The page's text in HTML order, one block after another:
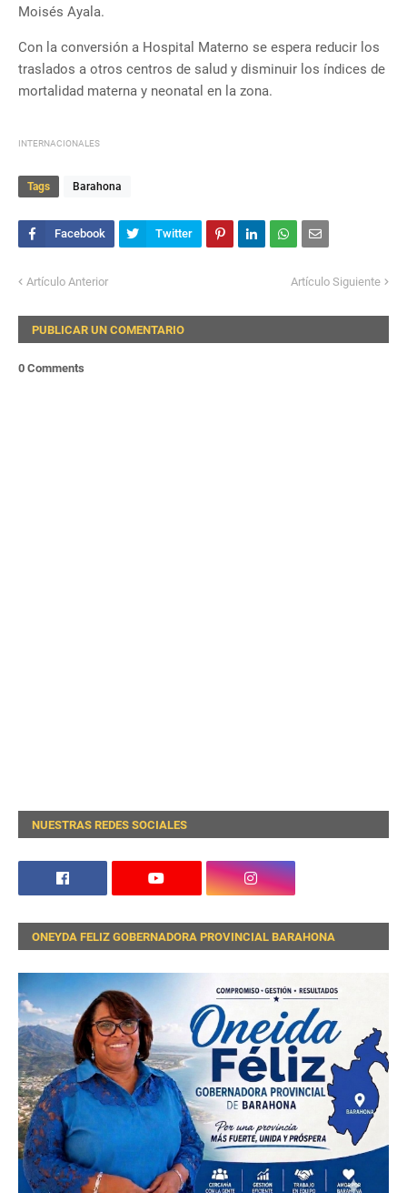
Moisés Ayala.
Con la conversión a Hospital Materno se espera reducir los
traslados a otros centros de salud y disminuir los índices de
mortalidad materna y neonatal en la zona.
INTERNACIONALES
Tags Barahona
Artículo Anterior Artículo Siguiente
PUBLICAR UN COMENTARIO
0 Comments
NUESTRAS REDES SOCIALES
ONEYDA FELIZ GOBERNADORA PROVINCIAL BARAHONA